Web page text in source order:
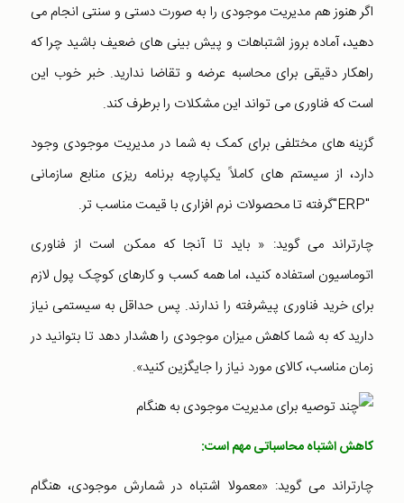
اگر هنوز هم مدیریت موجودی را به صورت دستی و سنتی انجام می
دهید، آماده بروز اشتباهات و پیش بینی های ضعیف باشید چرا که
راهکار دقیقی برای محاسبه عرضه و تقاضا ندارید. خبر خوب این
است که فناوری می تواند این مشکلات را برطرف کند.
گزینه های مختلفی برای کمک به شما در مدیریت موجودی وجود
دارد، از سیستم های کاملاً یکپارچه برنامه ریزی منابع سازمانی
"ERP"گرفته تا محصولات نرم افزاری با قیمت مناسب تر.
چارتراند می گوید: « باید تا آنجا که ممکن است از فناوری
اتوماسیون استفاده کنید، اما همه کسب و کارهای کوچک پول لازم
برای خرید فناوری پیشرفته را ندارند. پس حداقل به سیستمی نیاز
دارید که به شما کاهش میزان موجودی را هشدار دهد تا بتوانید در
زمان مناسب، کالای مورد نیاز را جایگزین کنید».
کاهش اشتباه محاسباتی مهم‌ است:
چارتراند می گوید: «معمولا اشتباه در شمارش موجودی، هنگام